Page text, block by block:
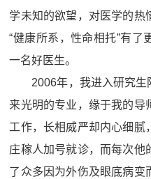
学未知的欲望，对医学的热
“健康所系，性命相托”有
一名好医生。
2006年，我进入研究
来光明的专业，缘于我的导
工作，长相威严却内心细腻
庄稼人加号就诊，而每次他
了众多因为外伤及眼底病变